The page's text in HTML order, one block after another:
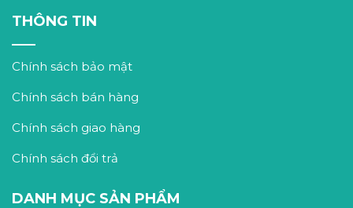
THÔNG TIN
Chính sách bảo mật
Chính sách bán hàng
Chính sách giao hàng
Chính sách đổi trả
DANH MỤC SẢN PHẨM